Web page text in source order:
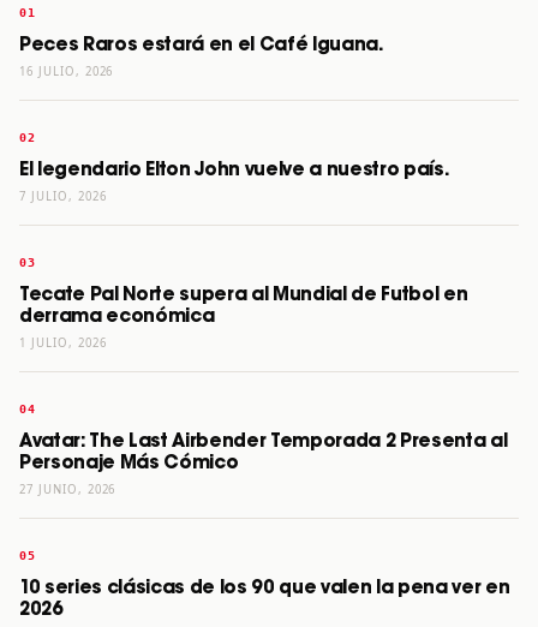
Peces Raros estará en el Café Iguana.
16 JULIO, 2026
El legendario Elton John vuelve a nuestro país.
7 JULIO, 2026
Tecate Pal Norte supera al Mundial de Futbol en
derrama económica
1 JULIO, 2026
Avatar: The Last Airbender Temporada 2 Presenta al
Personaje Más Cómico
27 JUNIO, 2026
10 series clásicas de los 90 que valen la pena ver en
2026